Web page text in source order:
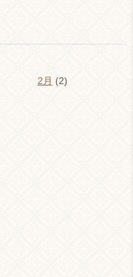
2月 (2)